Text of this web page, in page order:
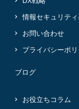
情報セキュリテ
お問い合わせ
プライバシーポ
ブログ
お役立ちコラム